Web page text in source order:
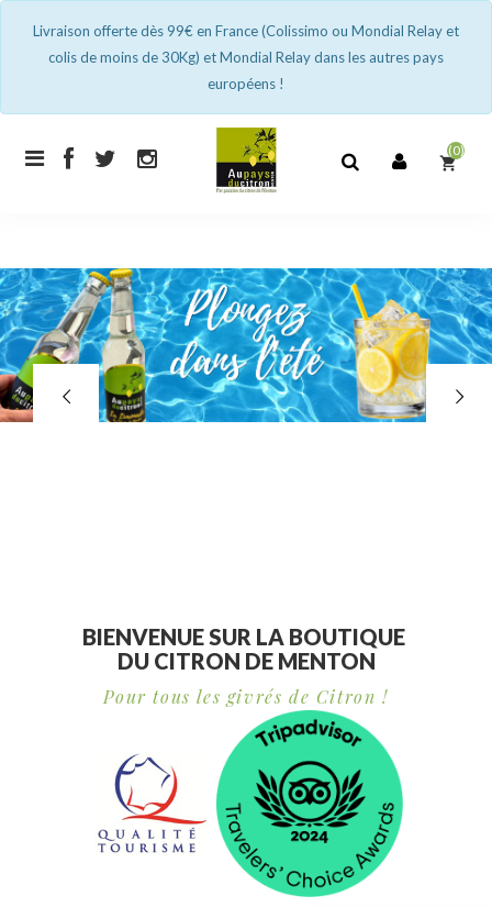
Livraison offerte dès 99€ en France (Colissimo ou Mondial Relay et
colis de moins de 30Kg) et Mondial Relay dans les autres pays
européens !
shopping_cart
(0)
BIENVENUE SUR LA BOUTIQUE
DU CITRON DE MENTON
Pour tous les givrés de Citron !